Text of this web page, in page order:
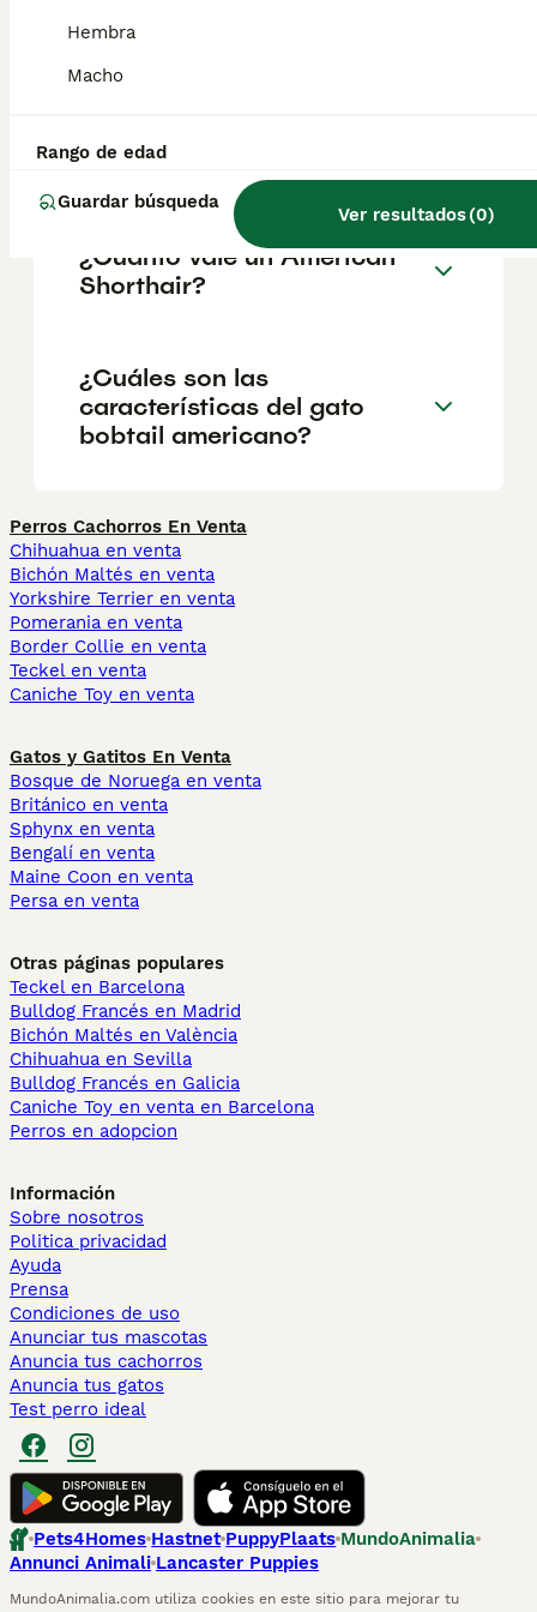
Hembra
Macho
Rango de edad
Guardar búsqueda
Ver resultados(0)
trata de un gato paciente y tolerante, ideal
americanos?
¿Cuánto vale un American
Shorthair?
¿Cuáles son las
características del gato
bobtail americano?
Perros Cachorros En Venta
Chihuahua en venta
Bichón Maltés en venta
Yorkshire Terrier en venta
Pomerania en venta
Border Collie en venta
Teckel en venta
Caniche Toy en venta
Gatos y Gatitos En Venta
Bosque de Noruega en venta
Británico en venta
Sphynx en venta
Bengalí en venta
Maine Coon en venta
Persa en venta
Otras páginas populares
Teckel en Barcelona
Bulldog Francés en Madrid
Bichón Maltés en València
Chihuahua en Sevilla
Bulldog Francés en Galicia
Caniche Toy en venta en Barcelona
Perros en adopcion
Información
Sobre nosotros
Politica privacidad
Ayuda
Prensa
Condiciones de uso
Anunciar tus mascotas
Anuncia tus cachorros
Anuncia tus gatos
Test perro ideal
Pets4Homes Hastnet PuppyPlaats MundoAnimalia
Annunci Animali Lancaster Puppies
MundoAnimalia.com utiliza cookies en este sitio para mejorar tu